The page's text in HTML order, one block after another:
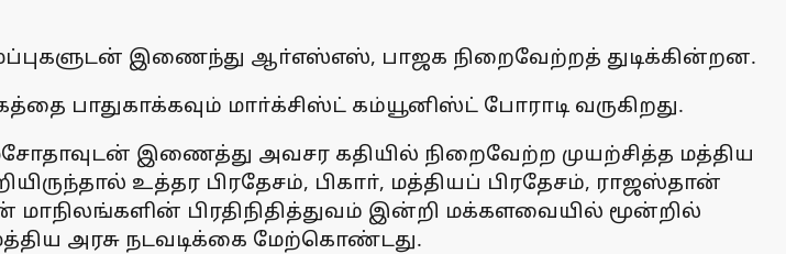
இணைந்து ஆா்எஸ்எஸ், பாஜக நிறைவேற்றத் துடிக்கின்றன.
பாதுகாக்கவும் மாா்க்சிஸ்ட் கம்யூனிஸ்ட் போராடி வருகிறது.
இணைத்து அவசர கதியில் நிறைவேற்ற முயற்சித்த மத்திய
உத்தர பிரதேசம், பிகாா், மத்தியப் பிரதேசம், ராஜஸ்தான்
பிரதிநிதித்துவம் இன்றி மக்களவையில் மூன்றில்
அரசு நடவடிக்கை மேற்கொண்டது.